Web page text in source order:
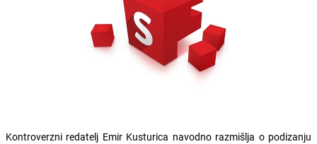
Kontroverzni redatelj Emir Kusturica navodno razmišlja o podizanju